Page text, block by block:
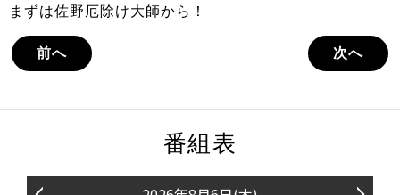
まずは佐野厄除け大師から！
前へ 次へ
番組表